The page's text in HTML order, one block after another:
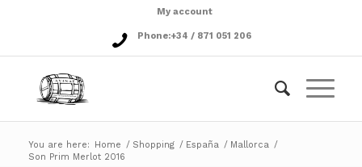
My account
Phone:+34 / 871 051 206
You are here: Home / Shopping / España / Mallorca /
Son Prim Merlot 2016